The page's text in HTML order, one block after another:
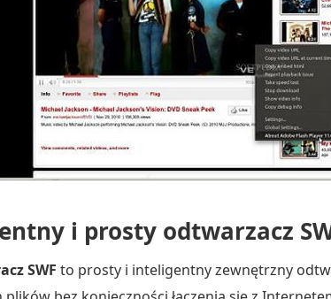
i prosty odtwarzacz
SWF to prosty i inteligentny zewnętrzny